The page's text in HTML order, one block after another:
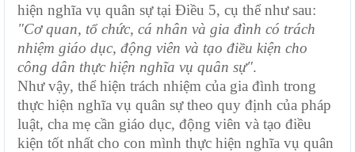
hiện nghĩa vụ quân sự tại Điều 5, cụ thể như sau:
"Cơ quan, tổ chức, cá nhân và gia đình có trách
nhiệm giáo dục, động viên và tạo điều kiện cho
công dân thực hiện nghĩa vụ quân sự".
Như vậy, thể hiện trách nhiệm của gia đình trong
thực hiện nghĩa vụ quân sự theo quy định của pháp
luật, cha mẹ cần giáo dục, động viên và tạo điều
kiện tốt nhất cho con mình thực hiện nghĩa vụ quân